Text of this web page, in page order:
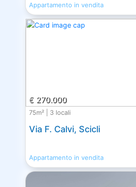
Appartamento in vendita
€ 270.000
75m² | 3 locali
Via F. Calvi, Scicli
Appartamento in vendita